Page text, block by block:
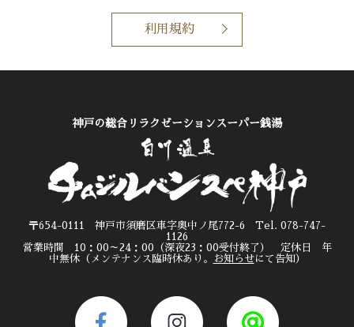
利用規約
神戸の総合リラクゼーションスーパー銭湯
〒654-0111 神戸市須磨区車字奥中ノ尾772-6 Tel. 078-747-
1126
営業時間 10：00～24：00（深夜23：00受付終了） 定休日 年
中無休（メンテナンス臨時休あり。
お知らせにて告知）